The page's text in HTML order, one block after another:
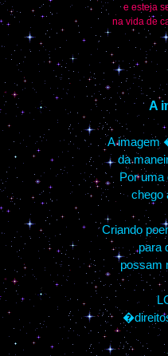
e esteja
na vida de
A
A imagem
da
Por
Criando
para
possam